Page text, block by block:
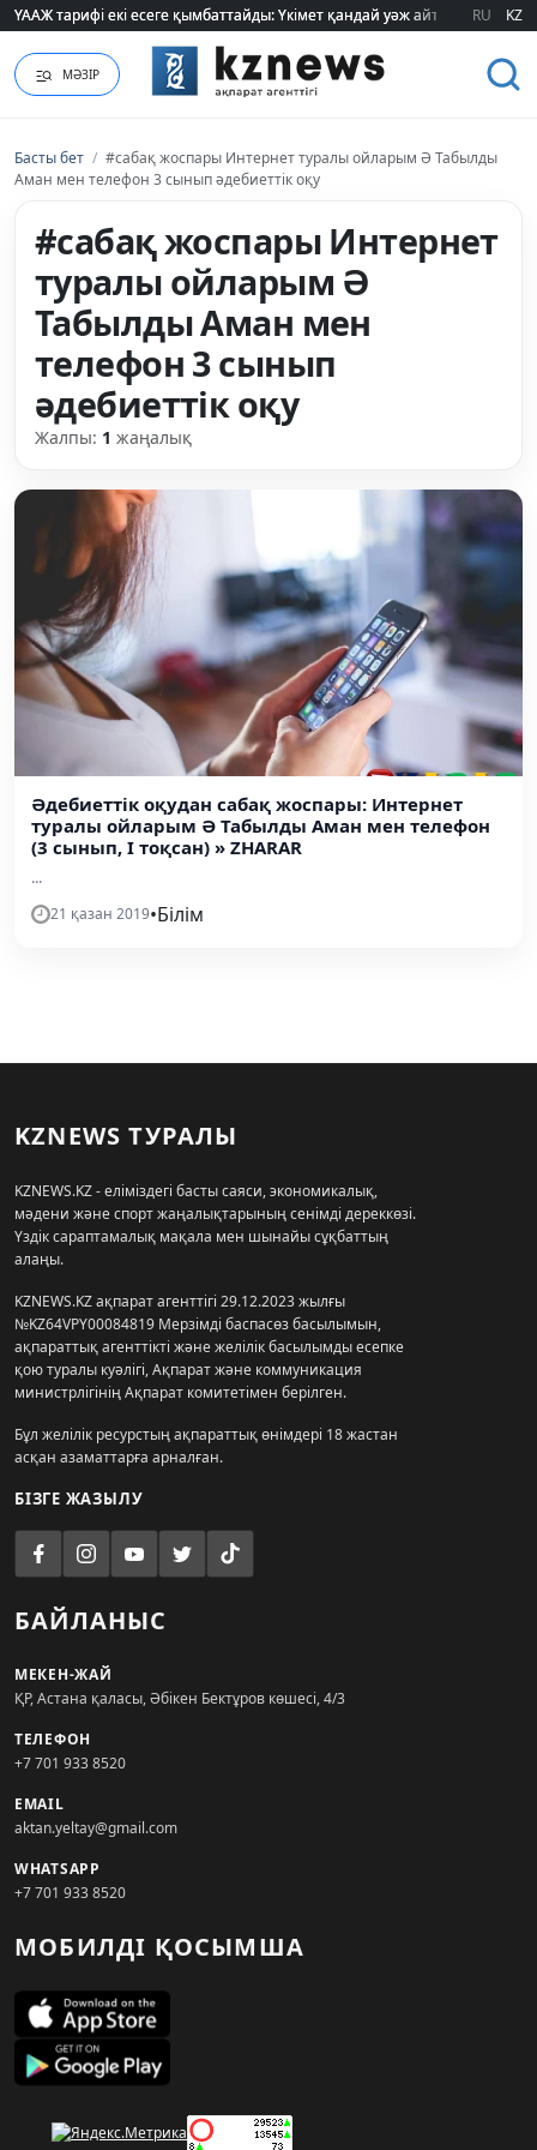
ҮААЖ тарифі екі есеге қымбаттайды: Үкімет қандай уәж айтады?
ҮААЖ тарифі екі есеге қымбаттайды: Үкімет қандай уәж айтады? RU KZ
МӘЗІР
Басты бет / #сабақ жоспары Интернет туралы ойларым Ә Табылды
Аман мен телефон 3 сынып әдебиеттік оқу
#сабақ жоспары Интернет
туралы ойларым Ә
Табылды Аман мен
телефон 3 сынып
әдебиеттік оқу
Жалпы: 1 жаңалық
Әдебиеттік оқудан сабақ жоспары: Интернет
туралы ойларым Ә Табылды Аман мен телефон
(3 сынып, I тоқсан) » ZHARAR
...
21 қазан 2019•Білім
KZNEWS ТУРАЛЫ
KZNEWS.KZ - еліміздегі басты саяси, экономикалық,
мәдени және спорт жаңалықтарының сенімді дереккөзі.
Үздік сараптамалық мақала мен шынайы сұқбаттың
алаңы.
KZNEWS.KZ ақпарат агенттігі 29.12.2023 жылғы
№KZ64VPY00084819 Мерзімді баспасөз басылымын,
ақпараттық агенттікті және желілік басылымды есепке
қою туралы куәлігі, Ақпарат және коммуникация
министрлігінің Ақпарат комитетімен берілген.
Бұл желілік ресурстың ақпараттық өнімдері 18 жастан
асқан азаматтарға арналған.
БІЗГЕ ЖАЗЫЛУ
БАЙЛАНЫС
МЕКЕН-ЖАЙ
ҚР, Астана қаласы, Әбікен Бектұров көшесі, 4/3
ТЕЛЕФОН
+7 701 933 8520
EMAIL
aktan.yeltay@gmail.com
WHATSAPP
+7 701 933 8520
МОБИЛДІ ҚОСЫМША